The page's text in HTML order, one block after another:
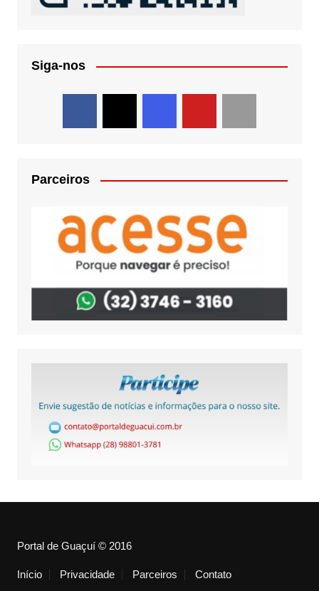
Siga-nos
Parceiros
Portal de Guaçuí © 2016
Início Privacidade Parceiros Contato